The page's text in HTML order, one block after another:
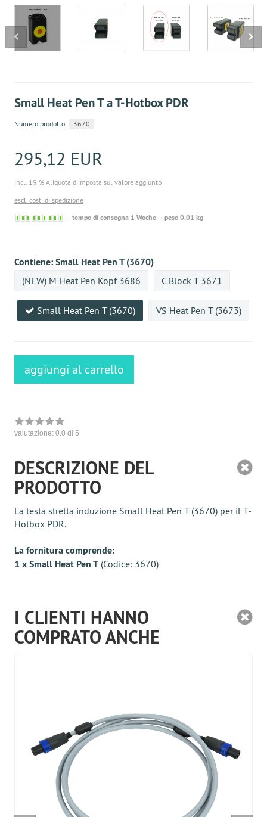
Small Heat Pen T a T-Hotbox PDR
Numero prodotto: 3670
295,12 EUR
incl. 19 % Aliquota d'imposta sul valore aggiunto
escl. costi di spedizione
Sofort
tempo di consegna 1 Woche peso 0,01 kg
Contiene:Small Heat Pen T (3670)
(NEW) M Heat Pen Kopf 3686 C Block T 3671
Small Heat Pen T (3670) VS Heat Pen T (3673)
aggiungi al carrello
valutazione: 0.0 di 5
DESCRIZIONE DEL
PRODOTTO
La testa stretta induzione Small Heat Pen T (3670) per il T-
Hotbox PDR.
La fornitura comprende:
1 x Small Heat Pen T (Codice: 3670)
I CLIENTI HANNO
COMPRATO ANCHE